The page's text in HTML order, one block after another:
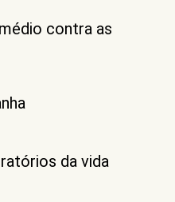
contra as
da vida